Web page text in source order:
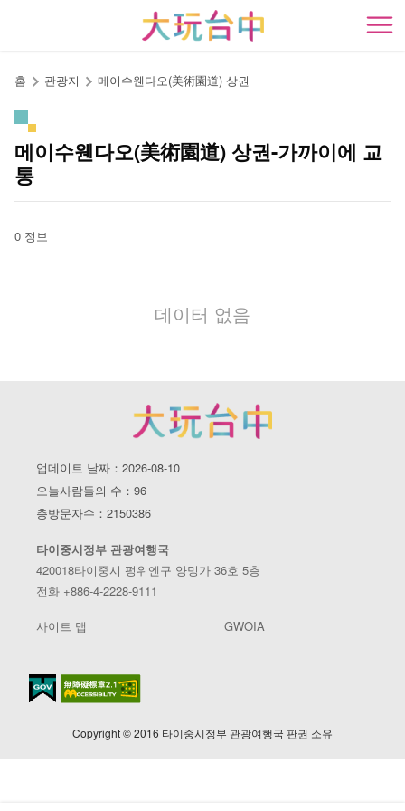
開
홈 관광지 메이수웬다오(美術園道) 상권
메이수웬다오(美術園道) 상권-가까이에 교
통
0 정보
데이터 없음
업데이트 날짜：2026-08-10
오늘사람들의 수：96
총방문자수：2150386
타이중시정부 관광여행국
420018타이중시 펑위엔구 양밍가 36호 5층
전화 +886-4-2228-9111
사이트 맵 GWOIA
Copyright © 2016 타이중시정부 관광여행국 판권 소유